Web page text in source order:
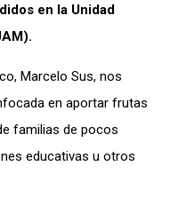
en la Unidad
Marcelo Sus, nos
en aportar frutas
familias de pocos
educativas u otros